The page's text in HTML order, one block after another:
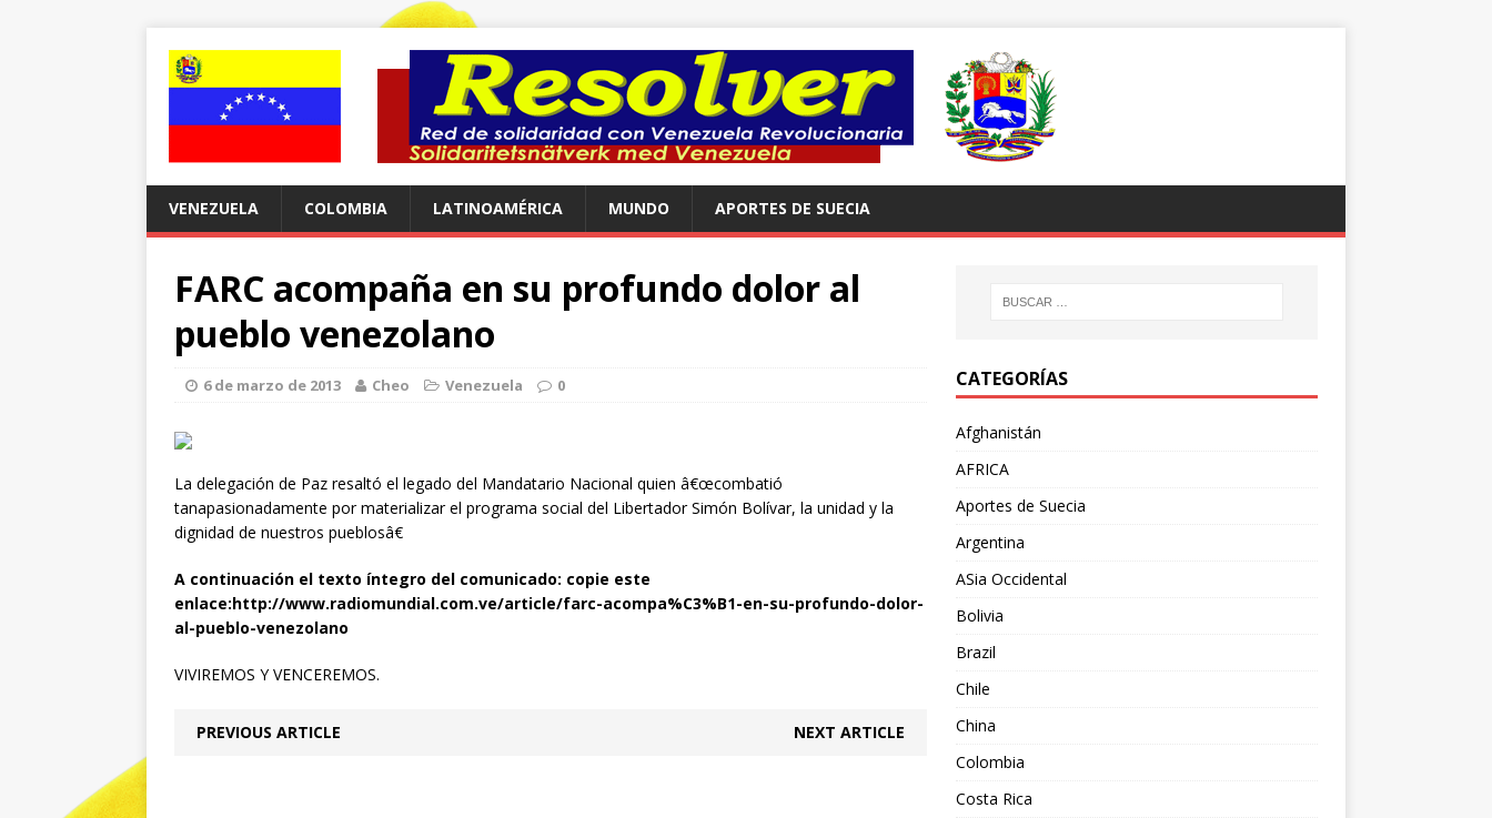
VENEZUELA COLOMBIA LATINOAMÉRICA MUNDO APORTES DE SUECIA
FARC acompaña en su profundo dolor al
pueblo venezolano
6 de marzo de 2013 Cheo Venezuela 0
La delegación de Paz resaltó el legado del Mandatario Nacional quien â€œcombatió
tanapasionadamente por materializar el programa social del Libertador Simón Bolívar, la unidad y la
dignidad de nuestros pueblosâ€
A continuación el texto íntegro del comunicado: copie este
enlace:http://www.radiomundial.com.ve/article/farc-acompa%C3%B1-en-su-profundo-dolor-
al-pueblo-venezolano
VIVIREMOS Y VENCEREMOS.
PREVIOUS ARTICLE NEXT ARTICLE
CATEGORÍAS
Afghanistán
AFRICA
Aportes de Suecia
Argentina
ASia Occidental
Bolivia
Brazil
Chile
China
Colombia
Costa Rica